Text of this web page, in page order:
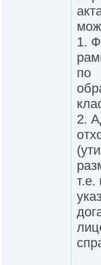
1.
по
2.
т.е.